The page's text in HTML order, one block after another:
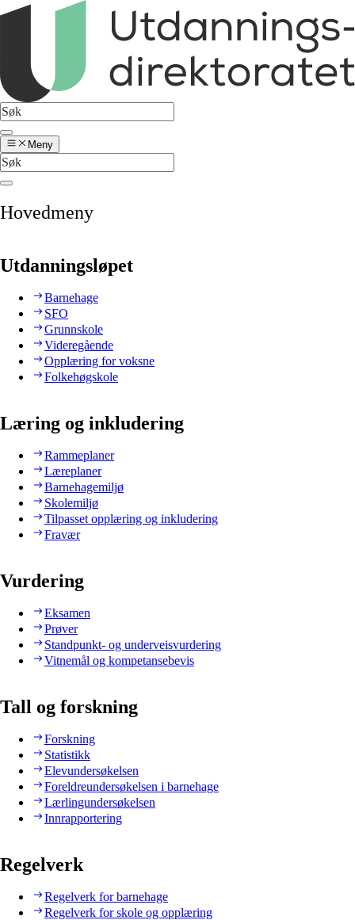
Meny
Hovedmeny
Utdanningsløpet
Barnehage
SFO
Grunnskole
Videregående
Opplæring for voksne
Folkehøgskole
Læring og inkludering
Rammeplaner
Læreplaner
Barnehagemiljø
Skolemiljø
Tilpasset opplæring og inkludering
Fravær
Vurdering
Eksamen
Prøver
Standpunkt- og underveisvurdering
Vitnemål og kompetansebevis
Tall og forskning
Forskning
Statistikk
Elevundersøkelsen
Foreldreundersøkelsen i barnehage
Lærlingundersøkelsen
Innrapportering
Regelverk
Regelverk for barnehage
Regelverk for skole og opplæring